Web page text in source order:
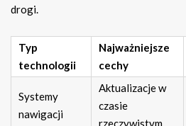
drogi.
Typ
technologii
Najważniejsze
cechy
Systemy
nawigacji
Aktualizacje w
czasie
rzeczywistym